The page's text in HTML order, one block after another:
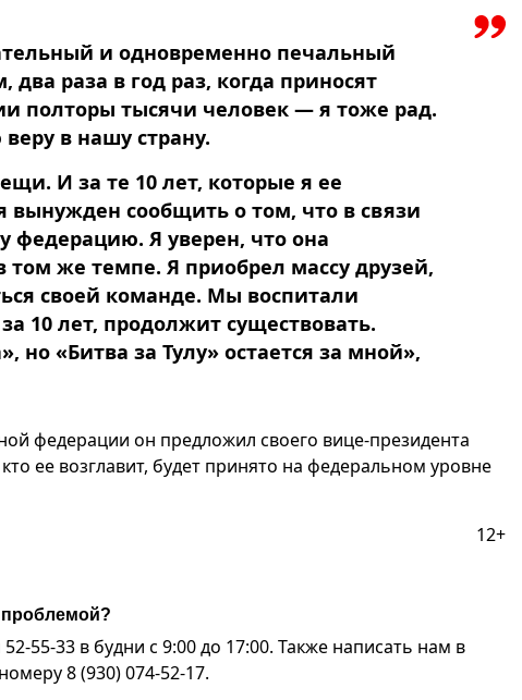
и одновременно печальный
раза в год раз, когда приносят
полторы тысячи человек — я тоже рад.
в нашу страну.
И за те 10 лет, которые я ее
вынужден сообщить о том, что в связи
федерацию. Я уверен, что она
же темпе. Я приобрел массу друзей,
своей команде. Мы воспитали
10 лет, продолжит существовать.
«Битва за Тулу» остается за мной»,
федерации он предложил своего вице-президента
ее возглавит, будет принято на федеральном уровне
12+
55-33 в будни с 9:00 до 17:00. Также написать нам в
8 (930) 074-52-17.